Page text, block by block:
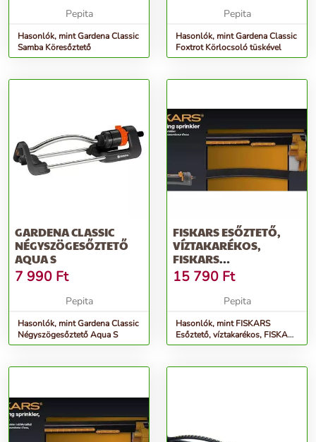
Pepita
Hasonlók, mint Gardena Classic
Samba Köresőztető
Pepita
Hasonlók, mint Gardena Classic
Foxtrot Körlocsoló tüskével
GARDENA CLASSIC
NÉGYSZÖGESŐZTETŐ
AQUA S
7 990 Ft
Pepita
Hasonlók, mint Gardena Classic
Négyszögesőztető Aqua S
FISKARS ESŐZTETŐ,
VÍZTAKARÉKOS,
FISKARS
&QUOT;COMFORT&QUOT;
15 790 Ft
Pepita
Hasonlók, mint FISKARS
Esőztető, víztakarékos, FISKARS
&quot;Comfort&quot;